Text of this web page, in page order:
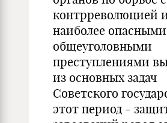
контрреволюцией
наиболее опасными
общеуголовными
преступлениями
из основных задач
Советского
этот период -